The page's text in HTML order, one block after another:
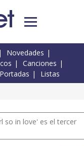
Novedades
Canciones
Portadas Listas
so in love' es el tercer